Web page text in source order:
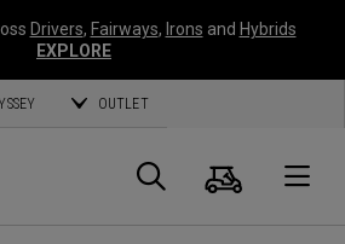
Drivers, Fairways, Irons and Hybrids
EXPLORE
OUTLET
Panier